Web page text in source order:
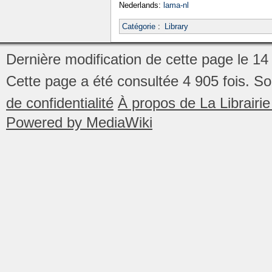
Nederlands: lama-nl
Catégorie: Library
Dernière modification de cette page le
Cette page a été consultée 4 905 fois.
de confidentialité À propos de La
Powered by MediaWiki